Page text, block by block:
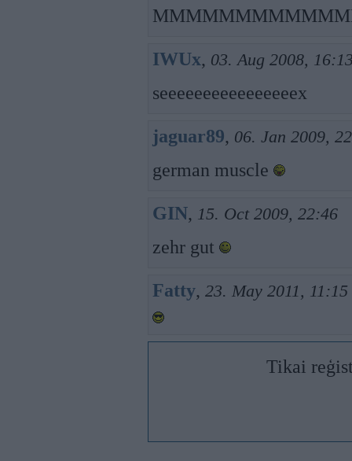
IWUx, 03. Aug 2008,
seeeeeeeeeeeeeeeex
jaguar89, 06. Jan 2009,
german muscle
GIN, 15. Oct 2009, 22:46
zehr gut
Fatty, 23. May 2011, 11:15
Tikai